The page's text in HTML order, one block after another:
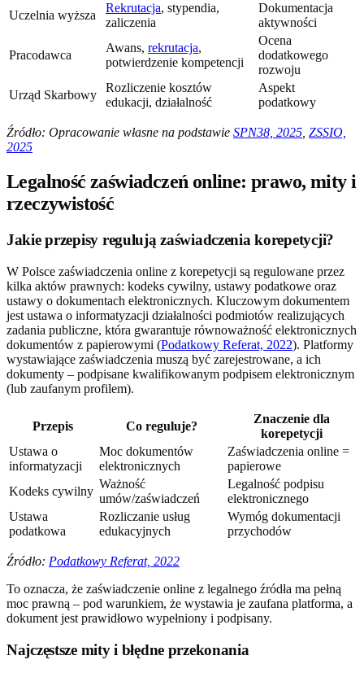
Uczelnia wyższa
Rekrutacja, stypendia,
zaliczenia
Dokumentacja
aktywności
Pracodawca
Awans, rekrutacja,
potwierdzenie kompetencji
Ocena
dodatkowego
rozwoju
Urząd Skarbowy
Rozliczenie kosztów
edukacji, działalność
Aspekt
podatkowy
Źródło: Opracowanie własne na podstawie SPN38, 2025 ZSSIO,
2025
Legalność zaświadczeń online: prawo, mity i
rzeczywistość
Jakie przepisy regulują zaświadczenia korepetycji?
W Polsce zaświadczenia online z korepetycji są regulowane przez
kilka aktów prawnych: kodeks cywilny, ustawy podatkowe oraz
ustawy o dokumentach elektronicznych. Kluczowym dokumentem
jest ustawa o informatyzacji działalności podmiotów realizujących
zadania publiczne, która gwarantuje równoważność elektronicznych
dokumentów z papierowymi (Podatkowy Referat, 2022). Platformy
wystawiające zaświadczenia muszą być zarejestrowane, a ich
dokumenty – podpisane kwalifikowanym podpisem elektronicznym
(lub zaufanym profilem).
Przepis Co reguluje?
Znaczenie dla
korepetycji
Ustawa o
informatyzacji
Moc dokumentów
elektronicznych
Zaświadczenia online =
papierowe
Kodeks cywilny
Ważność
umów/zaświadczeń
Legalność podpisu
elektronicznego
Ustawa
podatkowa
Rozliczanie usług
edukacyjnych
Wymóg dokumentacji
przychodów
Źródło: Podatkowy Referat, 2022
To oznacza, że zaświadczenie online z legalnego źródła ma pełną
moc prawną – pod warunkiem, że wystawia je zaufana platforma, a
dokument jest prawidłowo wypełniony i podpisany.
Najczęstsze mity i błędne przekonania